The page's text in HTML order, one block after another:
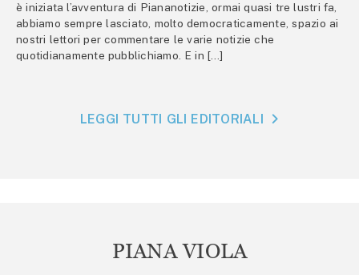
è iniziata l’avventura di Piananotizie, ormai quasi tre lustri fa,
abbiamo sempre lasciato, molto democraticamente, spazio ai
nostri lettori per commentare le varie notizie che
quotidianamente pubblichiamo. E in […]
LEGGI TUTTI GLI EDITORIALI
PIANA VIOLA